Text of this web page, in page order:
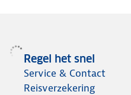
Regel het snel
Service & Contact
Reisverzekering